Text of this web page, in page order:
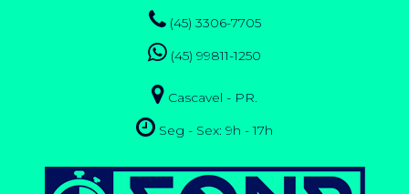
(45) 3306-7705
(45) 99811-1250
Cascavel - PR.
Seg - Sex: 9h - 17h